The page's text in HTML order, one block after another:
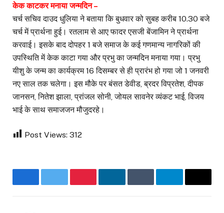
केक काटकर मनाया जन्मदिन –
चर्च सचिव दाउद धुलिया ने बताया कि बुधवार को सुबह करीब 10.30 बजे
चर्च में प्रार्थना हुई। रतलाम से आए फादर एसजी बेंजामिन ने प्रार्थना
करवाई। इसके बाद दोपहर 1 बजे समाज के कई गणमान्य नागरिकों की
उपस्थिति में केक काटा गया और प्रभु का जन्मदिन मनाया गया। प्रभु
यीशु के जन्म का कार्यक्रम 16 दिसम्बर से ही प्रारंभ हो गया जो 1 जनवरी
नए साल तक चलेगा। इस मौके पर बंसत डेवीड, ब्रदर विप्रतेश, दीपक
जानसन, नितेश झाला, प्रांजल सोनी, जोयल सावनेर व्यंकट भाई, विजय
भाई के साथ समाजजन मौजुदरहे।
Post Views: 312
FacebookTwitterPinterestLinkedInTumblrTelegram
Email